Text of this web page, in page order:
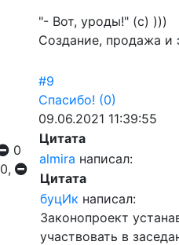
"- Вот, уроды!" (с) )))
Создание, продажа и
0
0,
#9
Спасибо! (0)
09.06.2021 11:39:55
Цитата
almira написал:
Цитата
буцИк написал:
Законопроект
участвовать в